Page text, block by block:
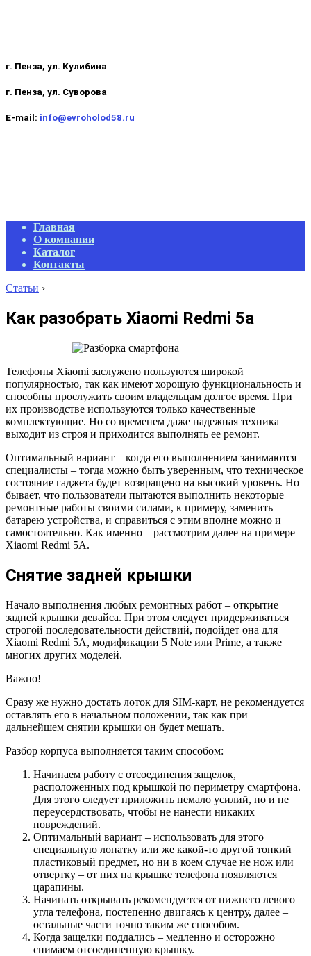
г. Пенза, ул. Кулибина
г. Пенза, ул. Суворова
E-mail: info@evroholod58.ru
Primary
Navigation
Menu
Главная
О компании
Каталог
Контакты
Статьи ›
Как разобрать Xiaomi Redmi 5а
Телефоны Xiaomi заслужено пользуются широкой
популярностью, так как имеют хорошую функциональность и
способны прослужить своим владельцам долгое время. При
их производстве используются только качественные
комплектующие. Но со временем даже надежная техника
выходит из строя и приходится выполнять ее ремонт.
Оптимальный вариант – когда его выполнением занимаются
специалисты – тогда можно быть уверенным, что техническое
состояние гаджета будет возвращено на высокий уровень. Но
бывает, что пользователи пытаются выполнить некоторые
ремонтные работы своими силами, к примеру, заменить
батарею устройства, и справиться с этим вполне можно и
самостоятельно. Как именно – рассмотрим далее на примере
Xiaomi Redmi 5A.
Снятие задней крышки
Начало выполнения любых ремонтных работ – открытие
задней крышки девайса. При этом следует придерживаться
строгой последовательности действий, подойдет она для
Xiaomi Redmi 5A, модификации 5 Note или Prime, а также
многих других моделей.
Важно!
Сразу же нужно достать лоток для SIM-карт, не рекомендуется
оставлять его в начальном положении, так как при
дальнейшем снятии крышки он будет мешать.
Разбор корпуса выполняется таким способом:
Начинаем работу с отсоединения защелок,
расположенных под крышкой по периметру смартфона.
Для этого следует приложить немало усилий, но и не
переусердствовать, чтобы не нанести никаких
повреждений.
Оптимальный вариант – использовать для этого
специальную лопатку или же какой-то другой тонкий
пластиковый предмет, но ни в коем случае не нож или
отвертку – от них на крышке телефона появляются
царапины.
Начинать открывать рекомендуется от нижнего левого
угла телефона, постепенно двигаясь к центру, далее –
остальные части точно таким же способом.
Когда защелки поддались – медленно и осторожно
снимаем отсоединенную крышку.